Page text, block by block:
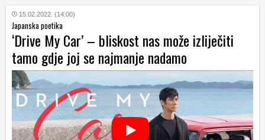
15.02.2022. (14:00)
Japanska poetika
‘Drive My Car’ – bliskost nas može izliječiti
tamo gdje joj se najmanje nadamo